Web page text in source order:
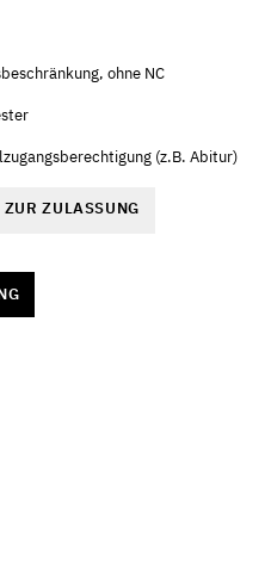
ohne NC
(z.B. Abitur)
ZULASSUNG